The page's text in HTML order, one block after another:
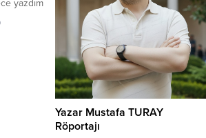
yazdım
atar
Yazar Mustafa TURAY
Röportajı